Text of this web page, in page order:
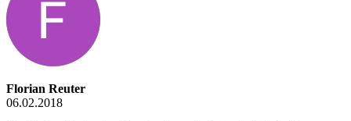
Florian Reuter
06.02.2018